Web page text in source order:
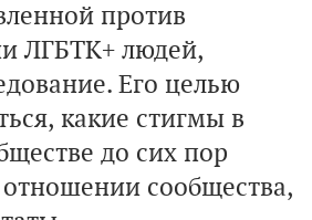
против
ЛГБТК+ людей,
Его целью
какие стигмы в
до сих пор
сообщества,